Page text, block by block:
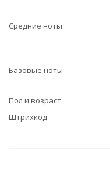
Средние ноты
Базовые ноты
Пол и возраст
Штрихкод